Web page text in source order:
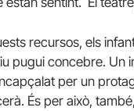
recursos, els
pugui concebre. Un
per un
És per això,